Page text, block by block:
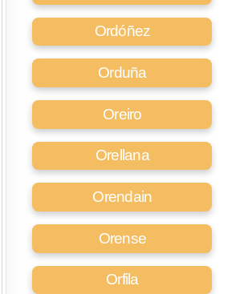
Ordóñez
Orduña
Oreiro
Orellana
Orendain
Orense
Orfila